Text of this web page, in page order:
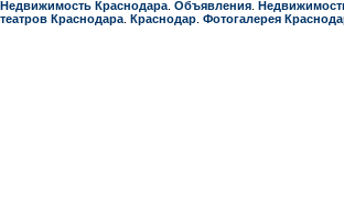
Недвижимость Краснодара Объявления
театров Краснодара Краснодар Фотогалерея